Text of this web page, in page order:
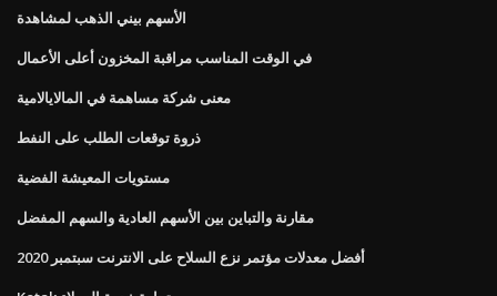
الأسهم بيني الذهب لمشاهدة
في الوقت المناسب مراقبة المخزون أعلى الأعمال
معنى شركة مساهمة في المالايالامية
ذروة توقعات الطلب على النفط
مستويات المعيشة الفضية
مقارنة والتباين بين الأسهم العادية والسهم المفضل
أفضل معدلات مؤتمر نزع السلاح على الانترنت سبتمبر 2020